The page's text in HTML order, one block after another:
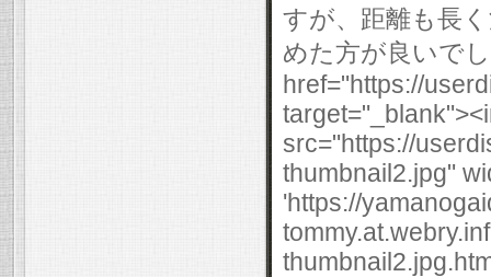
すが、距離も長
めた方が良いで
href="https://
src="https://
thumbnail2.jpg"
'https://